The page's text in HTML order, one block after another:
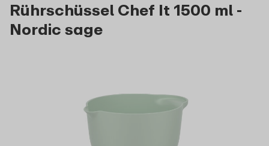
Rührschüssel Chef It 1500 ml -
Nordic sage